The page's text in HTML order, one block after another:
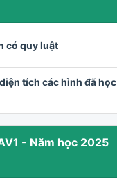
có quy luật
tích các hình đã học
- Năm học 2025